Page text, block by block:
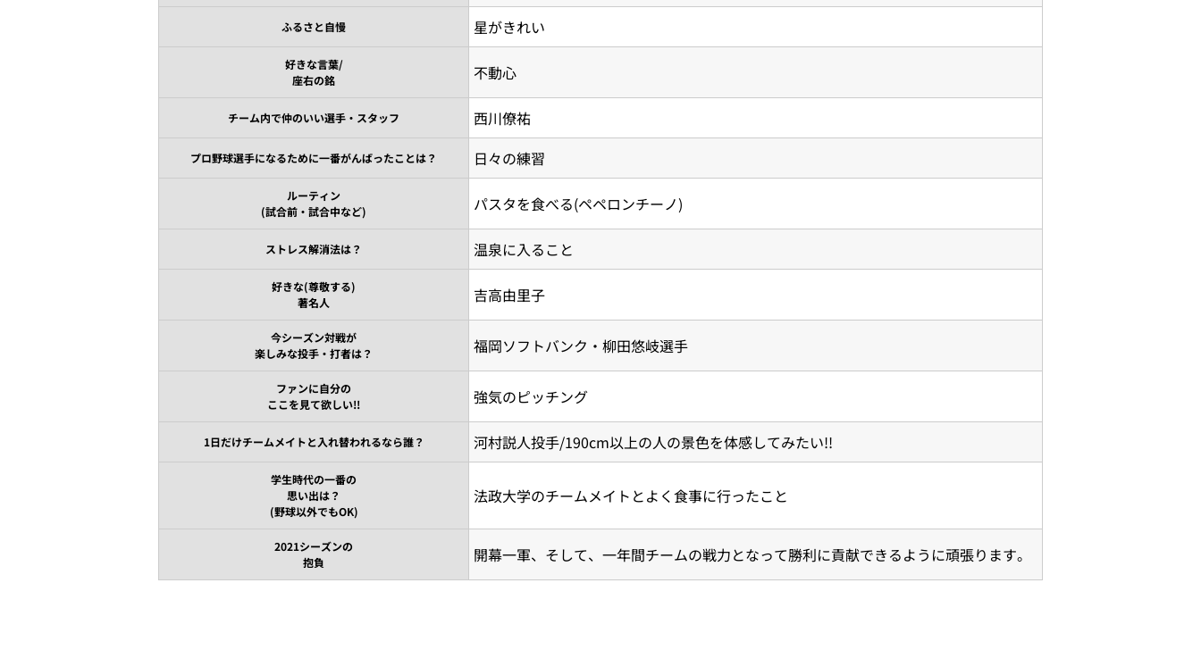
ふるさと自慢 星がきれい
好きな言葉/
座右の銘
不動心
チーム内で仲のいい選手・スタッフ 西川僚祐
プロ野球選手になるために一番がんばったことは？ 日々の練習
ルーティン
(試合前・試合中など)
パスタを食べる(ペペロンチーノ)
ストレス解消法は？ 温泉に入ること
好きな(尊敬する)
著名人
吉高由里子
今シーズン対戦が
楽しみな投手・打者は？
福岡ソフトバンク・柳田悠岐選手
ファンに自分の
ここを見て欲しい!!
強気のピッチング
1日だけチームメイトと入れ替われるなら誰？ 河村説人投手/190cm以上の人の景色を体感してみたい!!
学生時代の一番の
思い出は？
(野球以外でもOK)
法政大学のチームメイトとよく食事に行ったこと
2021シーズンの
抱負
開幕一軍、そして、一年間チームの戦力となって勝利に貢献できるように頑張ります。